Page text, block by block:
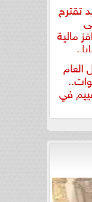
تقترح
مالية
العام
في